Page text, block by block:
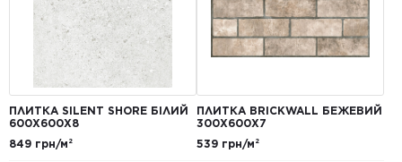
ПЛИТКА SILENT SHORE БІЛИЙ
600Х600Х8
849 грн/м²
ПЛИТКА BRICKWALL БЕЖЕВИЙ
300Х600Х7
539 грн/м²